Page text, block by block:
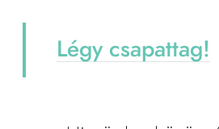
Légy csapattag!